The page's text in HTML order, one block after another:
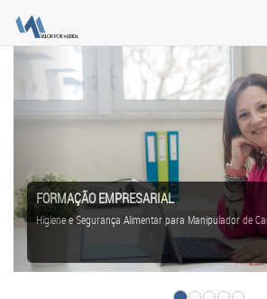
FORMAÇÃO EMPRESARIAL
Higiene e Segurança Alimentar para Manipulador de